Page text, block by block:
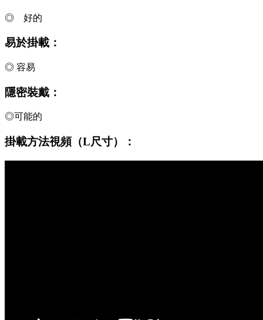
◎ 好的
易於掛載：
◎ 容易
隱密裝戴：
◎可能的
掛載方法視頻（L尺寸）：